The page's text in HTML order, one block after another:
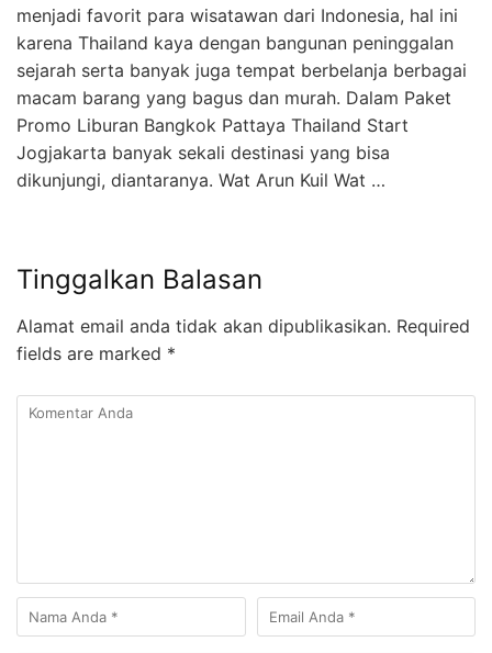
menjadi favorit para wisatawan dari Indonesia, hal ini
karena Thailand kaya dengan bangunan peninggalan
sejarah serta banyak juga tempat berbelanja berbagai
macam barang yang bagus dan murah. Dalam Paket
Promo Liburan Bangkok Pattaya Thailand Start
Jogjakarta banyak sekali destinasi yang bisa
dikunjungi, diantaranya. Wat Arun Kuil Wat …
Tinggalkan Balasan
Alamat email anda tidak akan dipublikasikan. Required
fields are marked *